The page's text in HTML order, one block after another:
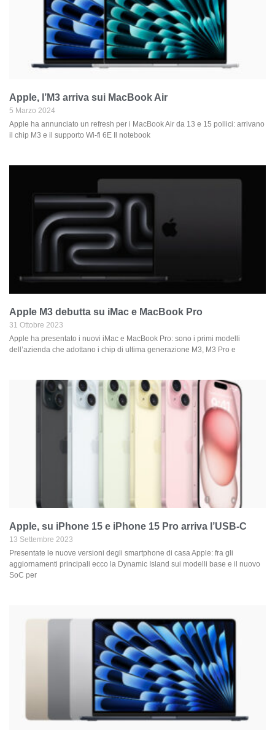
Apple, l’M3 arriva sui MacBook Air
5 Marzo 2024
Apple ha annunciato un refresh per i MacBook Air da 13 e 15 pollici: arrivano
il chip M3 e il supporto Wi-fi 6E Il notebook
Apple M3 debutta su iMac e MacBook Pro
31 Ottobre 2023
Apple ha presentato i nuovi iMac e MacBook Pro: sono i primi modelli
dell’azienda che adottano i chip di ultima generazione M3, M3 Pro e
Apple, su iPhone 15 e iPhone 15 Pro arriva l’USB-C
13 Settembre 2023
Presentate le nuove versioni degli smartphone di casa Apple: fra gli
aggiornamenti principali ecco la Dynamic Island sui modelli base e il nuovo
SoC per